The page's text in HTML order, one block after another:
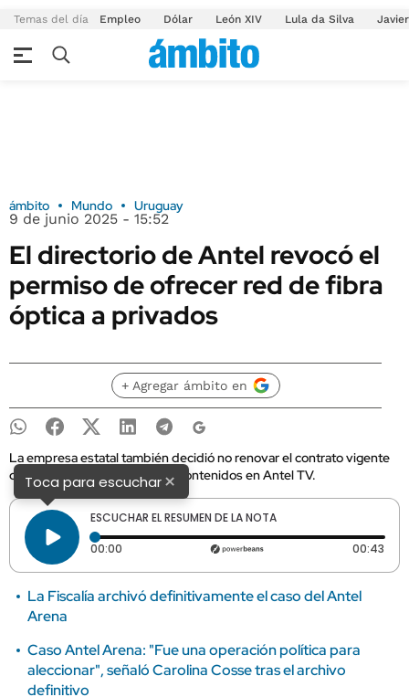
Temas del día Empleo Dólar León XIV Lula da Silva
ámbito Mundo Uruguay
9 de junio 2025 - 15:52
El directorio de Antel revocó el
permiso de ofrecer red de fibra
óptica a privados
+ Agregar ámbito en
La empresa estatal también decidió no renovar el contrato vigente
con canales privados por sus contenidos en Antel TV.
Toca para escuchar×
ESCUCHAR EL RESUMEN DE LA NOTA
00:00 Tiempo transcurrido: 0 segundos 00:43
La Fiscalía archivó definitivamente el caso del Antel
Arena
Caso Antel Arena: "Fue una operación política para
aleccionar", señaló Carolina Cosse tras el archivo
definitivo